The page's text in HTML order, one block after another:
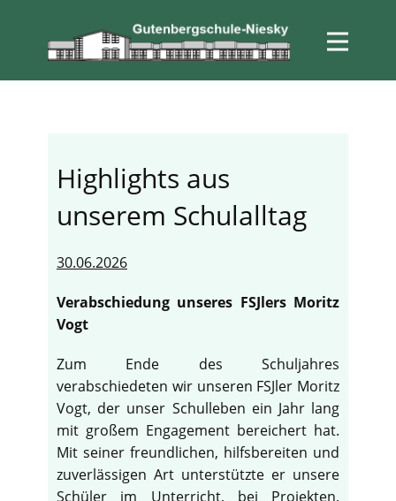
Highlights aus
unserem Schulalltag
30.06.2026
Verabschiedung unseres FSJlers Moritz
Vogt
Zum Ende des Schuljahres
verabschiedeten wir unseren FSJler Moritz
Vogt, der unser Schulleben ein Jahr lang
mit großem Engagement bereichert hat.
Mit seiner freundlichen, hilfsbereiten und
zuverlässigen Art unterstützte er unsere
Schüler im Unterricht, bei Projekten,